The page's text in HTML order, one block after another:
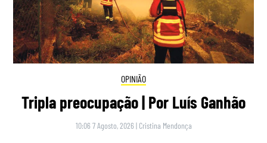
OPINIÃO
Tripla preocupação | Por Luís Ganhão
10:06 7 Agosto, 2026 | Cristina Mendonça